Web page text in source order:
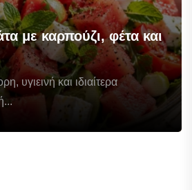
με καρπούζι, φέτα και
υγιεινή και ιδιαίτερα